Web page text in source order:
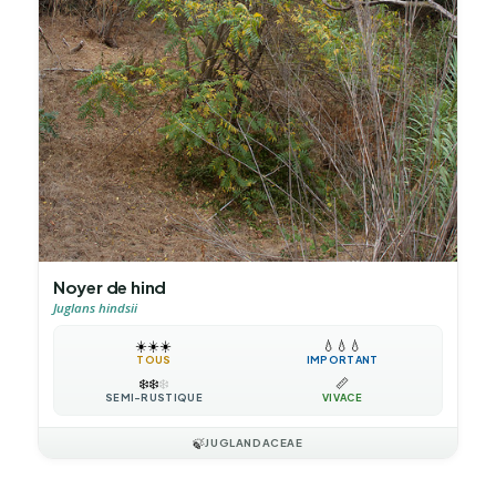
Noyer de hind
Juglans hindsii
☀️☀️☀️
TOUS
💧 💧 💧
IMPORTANT
❄️❄️❄️
SEMI-RUSTIQUE
📏
VIVACE
🍃JUGLANDACEAE